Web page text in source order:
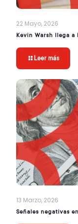
22 Mayo, 2026
Kevin Warsh llega a
Leer más
13 Marzo, 2026
Señales negativas